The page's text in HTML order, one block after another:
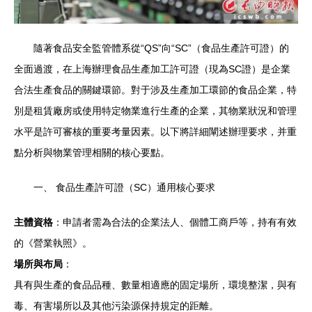
隨著食品安全監管體系從“QS”向“SC”（食品生產許可證）的
全面過渡，在上海辦理食品生產加工許可證（現為SC證）是企業
合法生產食品的關鍵環節。對于涉及生產加工環節的食品企業，特
別是租賃廠房或使用特定物業進行生產的企業，其物業狀況和管理
水平是許可審核的重要考量因素。以下將詳細闡述辦理要求，并重
點分析與物業管理相關的核心要點。
一、 食品生產許可證（SC）通用核心要求
主體資格 ：申請者需為合法的企業法人、個體工商戶等，持有有效
的《營業執照》。
場所與布局 ：
具有與生產的食品品種、數量相適應的固定場所，環境整潔，與有
毒、有害場所以及其他污染源保持規定的距離。